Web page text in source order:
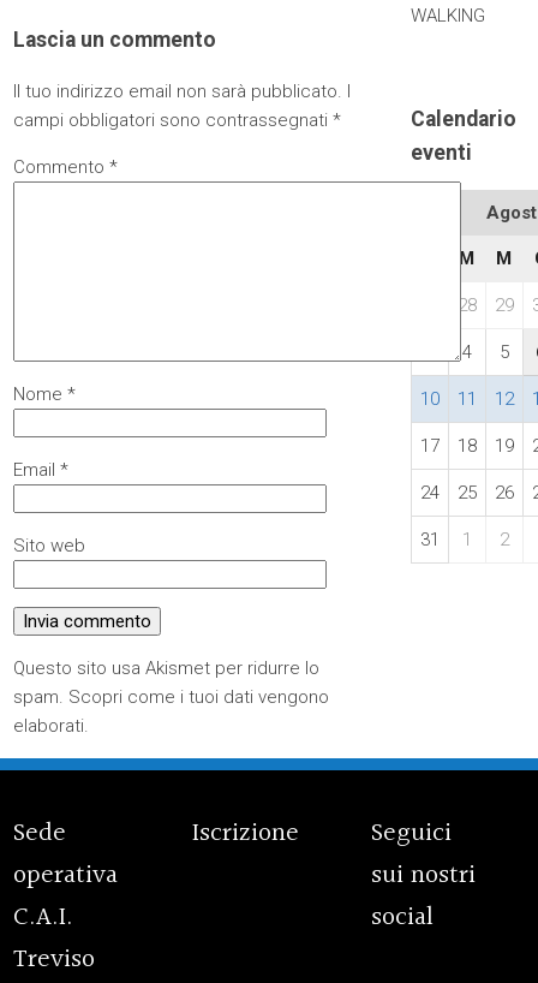
Lascia un commento
Il tuo indirizzo email non sarà pubblicato. I
campi obbligatori sono contrassegnati*
Commento*
Nome*
Email*
Sito web
Questo sito usa Akismet per ridurre lo
spam. Scopri come i tuoi dati vengono
elaborati.
WALKING
Calendario
eventi
M M
28 29
4 5
10 11 12
17 18 19
24 25 26
31 1 2
Sede
operativa
C.A.I.
Treviso
Iscrizione
Seguici
sui nostri
social